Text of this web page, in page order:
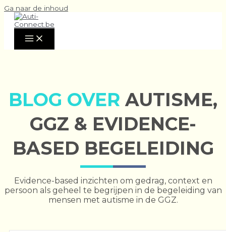
Ga naar de inhoud
BLOG OVER AUTISME,
GGZ & EVIDENCE-
BASED BEGELEIDING
Evidence-based inzichten om gedrag, context en
persoon als geheel te begrijpen in de begeleiding van
mensen met autisme in de GGZ.